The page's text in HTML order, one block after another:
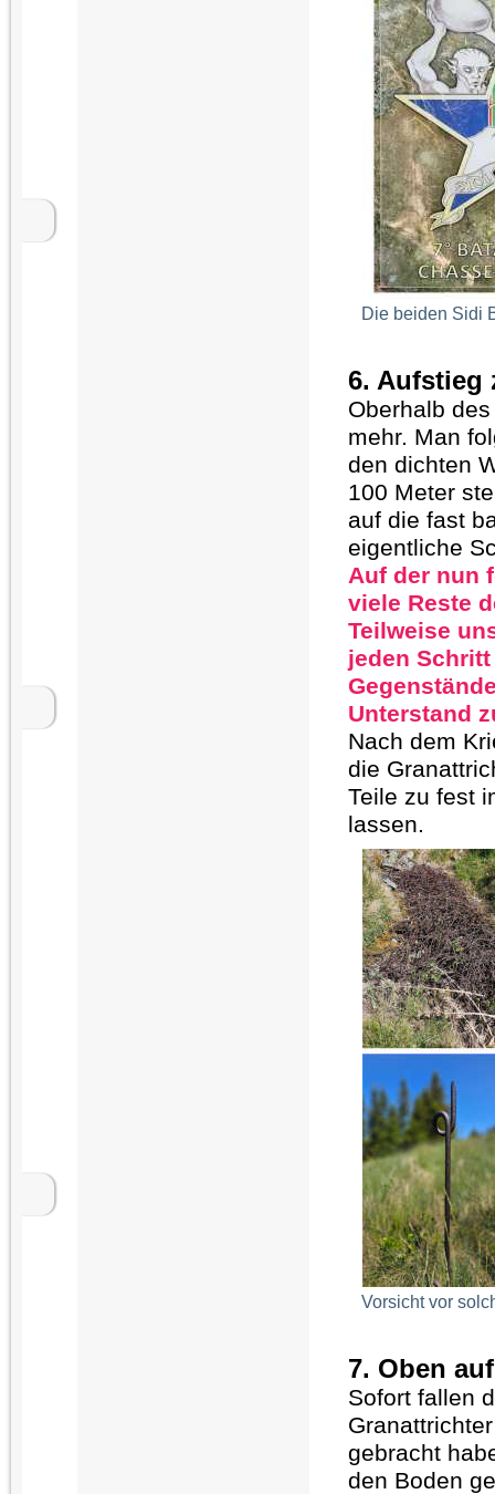
Die beiden Sidi
6. Aufstieg
Oberhalb
mehr. Man
den dichten
100 Meter
auf die fast
eigentliche
Auf der nun
viele Reste
Teilweise
jeden
Unterstand
Nach dem
die
Teile zu fest
lassen.
Vorsicht vor
7. Oben
Sofort fallen
gebracht
den Boden